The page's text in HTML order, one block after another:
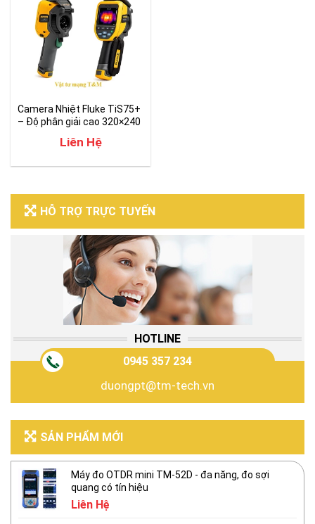
HỖ TRỢ TRỰC TUYẾN
HOTLINE
0945 357 234
duongpt@tm-tech.vn
SẢN PHẨM MỚI
Máy đo OTDR mini TM-52D - đa năng, đo sợi
quang có tín hiệu
Liên Hệ
Camera Nhiệt Fluke TiS75+
– Độ phân giải cao 320×240
Liên Hệ